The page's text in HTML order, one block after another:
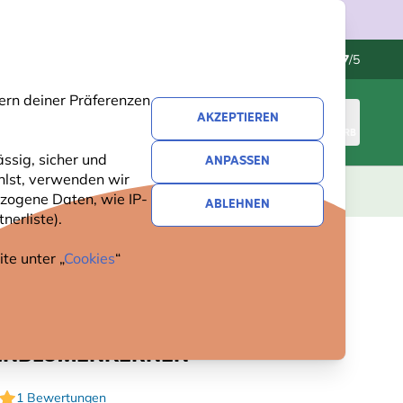
deiner Präferenzen
sicher und
verwenden wir
Daten, wie IP-
unter „Cookies“
AKZEPTIEREN
ANPASSEN
ABLEHNEN
4.7/5
WARENKORB
GESCHENKE NEUHEITEN ANGEBOTE
1 Bewertungen